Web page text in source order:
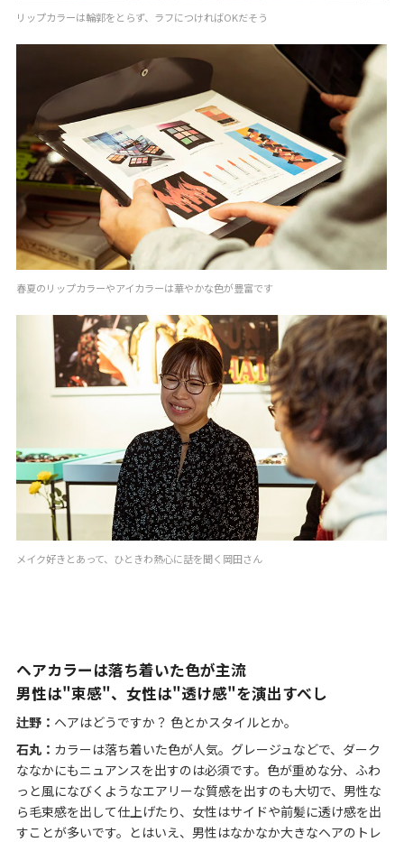
リップカラーは輪郭をとらず、ラフにつければOKだそう
春夏のリップカラーやアイカラーは華やかな色が豊富です
メイク好きとあって、ひときわ熱心に話を聞く岡田さん
ヘアカラーは落ち着いた色が主流
男性は"束感"、女性は"透け感"を演出すべし
辻野： ヘアはどうですか？ 色とかスタイルとか。
石丸： カラーは落ち着いた色が人気。グレージュなどで、ダーク
ななかにもニュアンスを出すのは必須です。色が重めな分、ふわ
っと風になびくようなエアリーな質感を出すのも大切で、男性な
ら毛束感を出して仕上げたり、女性はサイドや前髪に透け感を出
すことが多いです。とはいえ、男性はなかなか大きなヘアのトレ